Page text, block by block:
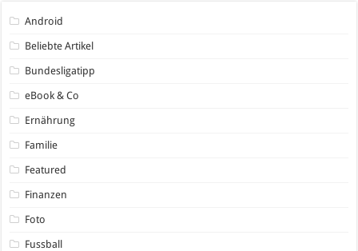
Android
Beliebte Artikel
Bundesligatipp
eBook & Co
Ernährung
Familie
Featured
Finanzen
Foto
Fussball